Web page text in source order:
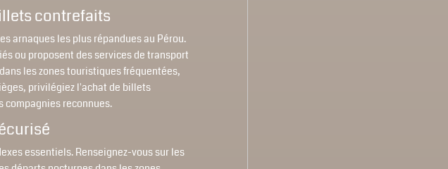
contrefaits
arnaques les plus répandues au Pérou.
ou proposent des services de transport
les zones touristiques fréquentées,
privilégiez l'achat de billets
compagnies reconnues.
essentiels. Renseignez-vous sur les